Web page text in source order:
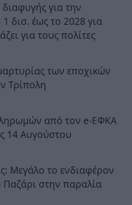
για την
δισ. έως το 2028 για
για τους πολίτες
των εποχικών
Τρίπολη
από τον e-ΕΦΚΑ
14 Αυγούστου
Μεγάλο το ενδιαφέρον
στην παραλία